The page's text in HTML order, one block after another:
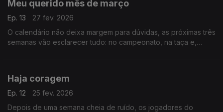
Meu querido mês de março
Ep. 13
27 fev. 2026
O calendário não deixa margem para dúvidas, as próximas três
semanas vão esclarecer tudo: no campeonato, na taça e,
Haja coragem
Ep. 12
25 fev. 2026
Depois de uma semana cheia de ruído, os jogadores do